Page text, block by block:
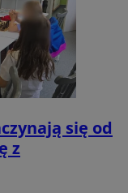
się od
z